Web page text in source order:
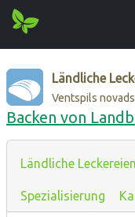
Ländliche
Ventspils novads
Backen von
Ländliche Leckereien
Spezialisierung